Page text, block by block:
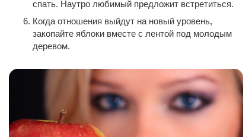
спать. Наутро любимый предложит встретиться.
Когда отношения выйдут на новый уровень,
закопайте яблоки вместе с лентой под молодым
деревом.